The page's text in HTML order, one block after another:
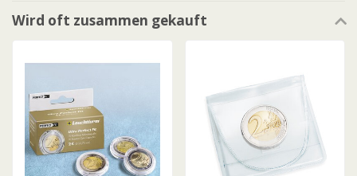
Wird oft zusammen gekauft